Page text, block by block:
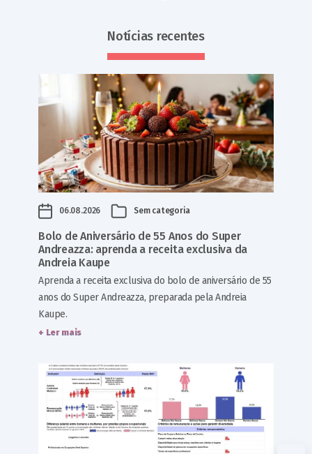
Notícias recentes
06.08.2026 Sem categoria
Bolo de Aniversário de 55 Anos do Super
Andreazza: aprenda a receita exclusiva da
Andreia Kaupe
Aprenda a receita exclusiva do bolo de aniversário de 55
anos do Super Andreazza, preparada pela Andreia
Kaupe.
+ Ler mais